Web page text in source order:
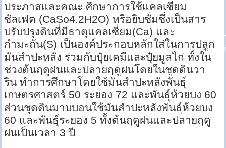
ประภาสและคณะ ศึกษาการใช้แคลเซียม
ซัลเฟต (CaSo4.2H2O) หรือยิบซั่มซึ่งเป็นสาร
ปรับปรุงดินที่มีธาตุแคลเซี่ยม(Ca) และ
กำมะถัน(S) เป็นองค์ประกอบหลักใส่ในการปลูก
มันสำปะหลัง ร่วมกับปุ๋ยเคมีและปุ๋ยมูลไก่ ทั้งใน
ช่วงต้นฤดูฝนและปลายฤดูฝนโดยในชุดดินวา
ริน ทำการศึกษาโดยใช้มันสำปะหลังพันธุ์
เกษตรศาสตร์ 50 ระยอง 72 และพันธุ์ห้วยบง 60
ส่วนชุดดินมาบบอนใช้มันสำปะหลังพันธุ์ห้วยบง
60 และพันธุ์ระยอง 5 ทั้งต้นฤดูฝนและปลายฤดู
ฝนเป็นเวลา 3 ปี